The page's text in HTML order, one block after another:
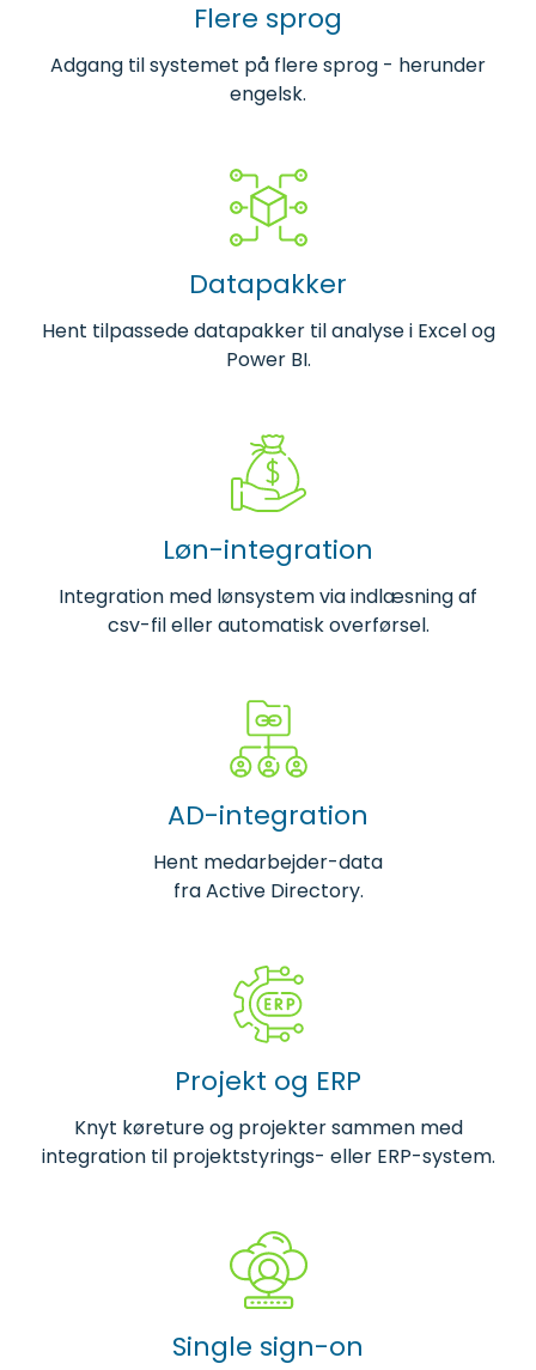
Flere sprog
Adgang til systemet på flere sprog - herunder
engelsk.
Datapakker
Hent tilpassede datapakker til analyse i Excel og
Power BI.
Løn-integration
Integration med lønsystem via indlæsning af
csv-fil eller automatisk overførsel.
AD-integration
Hent medarbejder-data
fra Active Directory.
Projekt og ERP
Knyt køreture og projekter sammen med
integration til projektstyrings- eller ERP-system.
Single sign-on